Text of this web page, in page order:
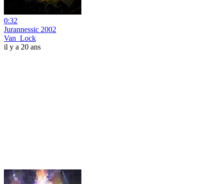
0:32
Jurannessic 2002
Van_Lock
il y a 20 ans